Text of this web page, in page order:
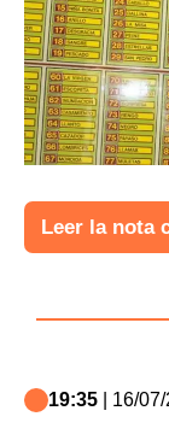
Leer la nota
19:35 | 16/